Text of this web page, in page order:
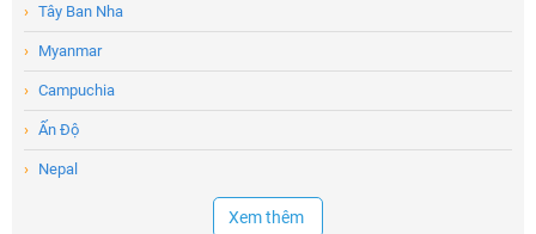
› Tây Ban Nha
› Myanmar
› Campuchia
› Ấn Độ
› Nepal
Xem thêm